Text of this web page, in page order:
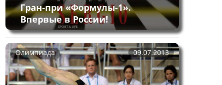
Гран-при «Формулы-1».
Впервые в России!
Олимпиада 09.07.2013